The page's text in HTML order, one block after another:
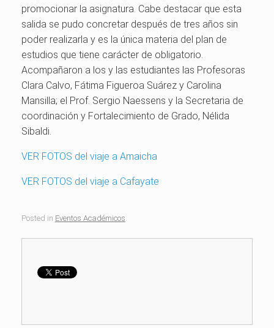
promocionar la asignatura. Cabe destacar que esta
salida se pudo concretar después de tres años sin
poder realizarla y es la única materia del plan de
estudios que tiene carácter de obligatorio.
Acompañaron a los y las estudiantes las Profesoras
Clara Calvo, Fátima Figueroa Suárez y Carolina
Mansilla; el Prof. Sergio Naessens y la Secretaria de
coordinación y Fortalecimiento de Grado, Nélida
Sibaldi.
VER FOTOS del viaje a Amaicha
VER FOTOS del viaje a Cafayate
Posted in Eventos Académicos